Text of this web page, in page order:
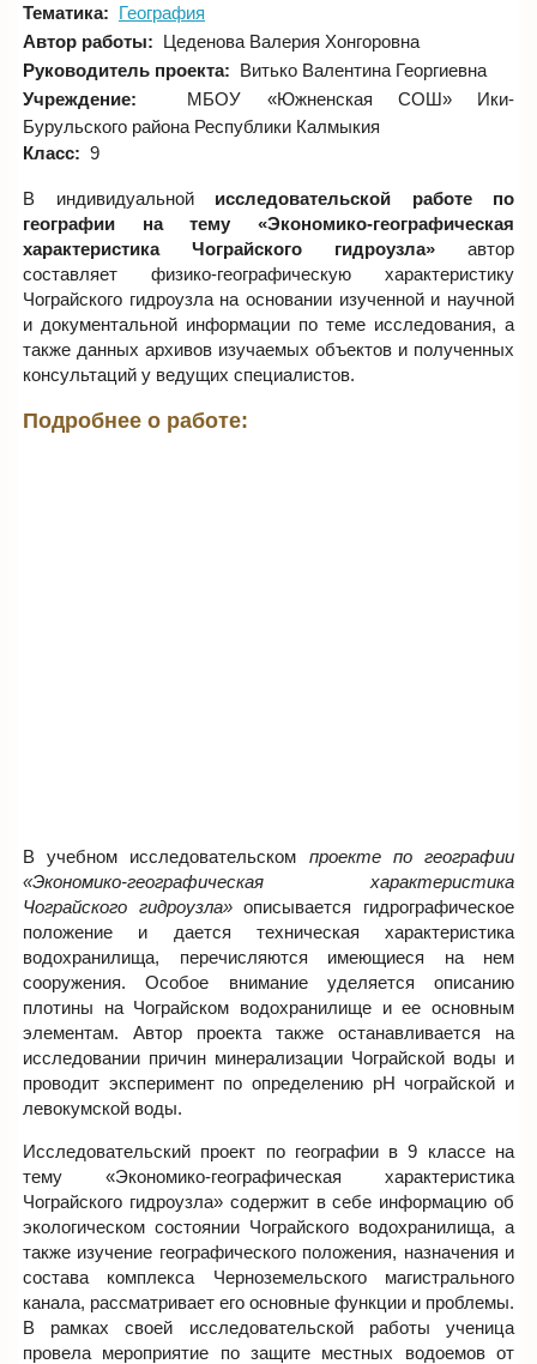
Тематика: География
Автор работы: Цеденова Валерия Хонгоровна
Руководитель проекта: Витько Валентина Георгиевна
Учреждение:
МБОУ «Южненская СОШ» Ики-
Бурульского района Республики Калмыкия
Класс: 9
В индивидуальной исследовательской работе по
географии на тему «Экономико-географическая
характеристика Чограйского гидроузла» автор
составляет физико-географическую характеристику
Чограйского гидроузла на основании изученной и научной
и документальной информации по теме исследования, а
также данных архивов изучаемых объектов и полученных
консультаций у ведущих специалистов.
Подробнее о работе:
В учебном исследовательском проекте по географии
«Экономико-географическая характеристика
Чограйского гидроузла»описывается гидрографическое
положение и дается техническая характеристика
водохранилища, перечисляются имеющиеся на нем
сооружения. Особое внимание уделяется описанию
плотины на Чограйском водохранилище и ее основным
элементам. Автор проекта также останавливается на
исследовании причин минерализации Чограйской воды и
проводит эксперимент по определению рН чограйской и
левокумской воды.
Исследовательский проект по географии в 9 классе на
тему «Экономико-географическая характеристика
Чограйского гидроузла» содержит в себе информацию об
экологическом состоянии Чограйского водохранилища, а
также изучение географического положения, назначения и
состава комплекса Черноземельского магистрального
канала, рассматривает его основные функции и проблемы.
В рамках своей исследовательской работы ученица
провела мероприятие по защите местных водоемов от